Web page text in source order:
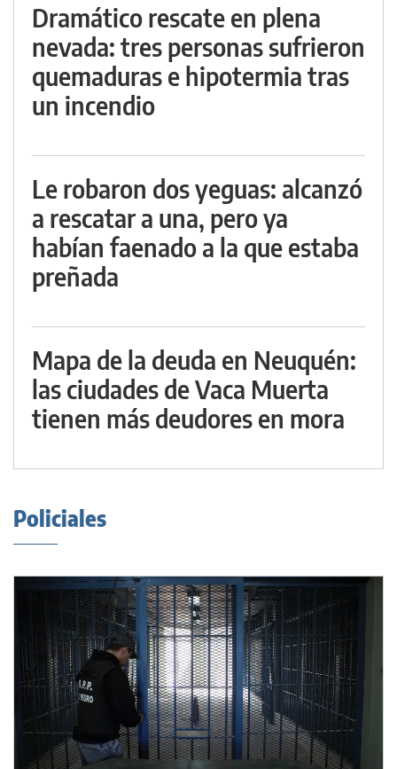
Dramático rescate en plena
nevada: tres personas sufrieron
quemaduras e hipotermia tras
un incendio
Le robaron dos yeguas: alcanzó
a rescatar a una, pero ya
habían faenado a la que estaba
preñada
Mapa de la deuda en Neuquén:
las ciudades de Vaca Muerta
tienen más deudores en mora
Policiales